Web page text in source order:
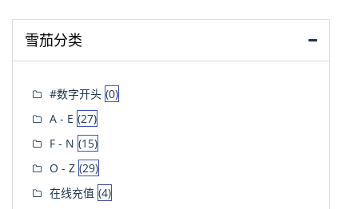
雪茄分类
#数字开头 (0)
A - E (27)
F - N (15)
O - Z (29)
在线充值 (4)